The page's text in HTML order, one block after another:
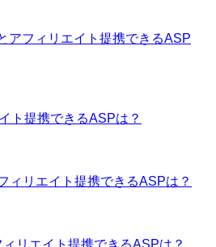
アフィリエイト提携できるASP
ト提携できるASPは？
ィリエイト提携できるASPは？
リエイト提携できるASPは？